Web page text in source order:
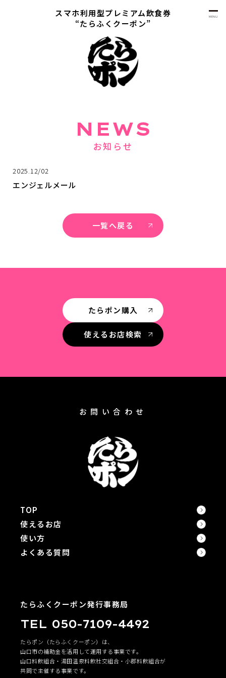
スマホ利用型プレミアム飲食券
“たらふくクーポン”
MENU
NEWS
お知らせ
2025.12/02
エンジェルメール
一覧へ戻る
たらポン購入
使えるお店検索
お問い合わせ
TOP
使えるお店
使い方
よくある質問
たらふくクーポン発行事務局
TEL 050-7109-4492
たらポン（たらふくクーポン）は、
山口市の補助金を活用して運用する事業です。
山口料飲組合・湯田温泉料飲社交組合・小郡料飲組合が
共同で主催する事業です。